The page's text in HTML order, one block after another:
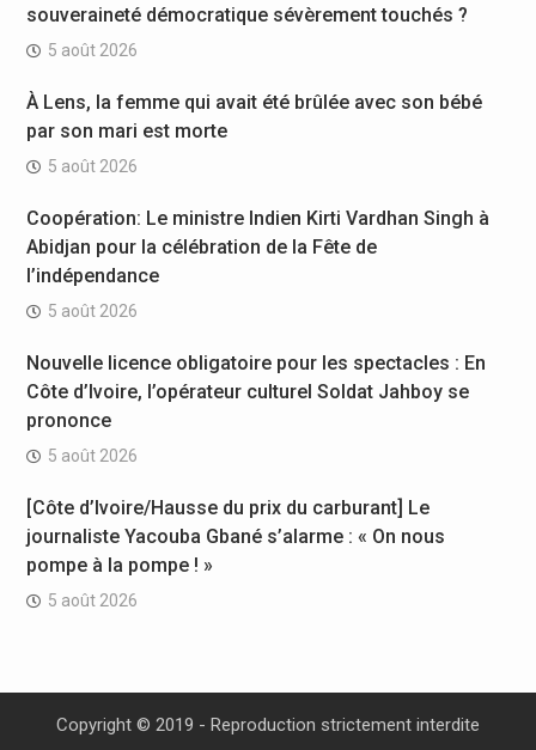
souveraineté démocratique sévèrement touchés ?
5 août 2026
À Lens, la femme qui avait été brûlée avec son bébé
par son mari est morte
5 août 2026
Coopération: Le ministre Indien Kirti Vardhan Singh à
Abidjan pour la célébration de la Fête de
l’indépendance
5 août 2026
Nouvelle licence obligatoire pour les spectacles : En
Côte d’Ivoire, l’opérateur culturel Soldat Jahboy se
prononce
5 août 2026
[Côte d’Ivoire/Hausse du prix du carburant] Le
journaliste Yacouba Gbané s’alarme : « On nous
pompe à la pompe ! »
5 août 2026
Copyright © 2019 - Reproduction strictement interdite